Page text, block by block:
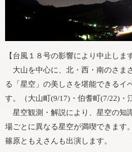
【台風１８号の影響により中止しま
大山を中心に、北・西・南のさま
る「星空」の美しさを堪能できるイ
す。（大山町(9/17)・伯耆町(7/22)・
星空観測・解説により、星空の知
場ごとに異なる星空が満喫できます
篠原ともえさんも出演します。